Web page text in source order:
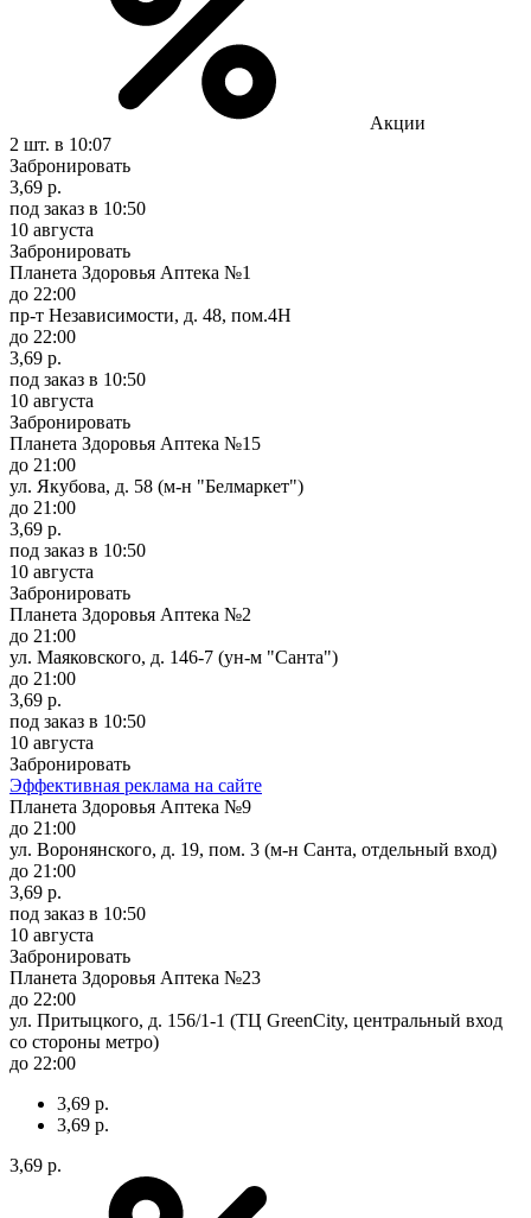
Акции
2 шт. в 10:07
Забронировать
3,69 р.
под заказ в 10:50
10 августа
Забронировать
Планета Здоровья Аптека №1
до 22:00
пр-т Независимости, д. 48, пом.4Н
до 22:00
3,69 р.
под заказ в 10:50
10 августа
Забронировать
Планета Здоровья Аптека №15
до 21:00
ул. Якубова, д. 58 (м-н "Белмаркет")
до 21:00
3,69 р.
под заказ в 10:50
10 августа
Забронировать
Планета Здоровья Аптека №2
до 21:00
ул. Маяковского, д. 146-7 (ун-м "Санта")
до 21:00
3,69 р.
под заказ в 10:50
10 августа
Забронировать
Эффективная реклама на сайте
Планета Здоровья Аптека №9
до 21:00
ул. Воронянского, д. 19, пом. 3 (м-н Санта, отдельный вход)
до 21:00
3,69 р.
под заказ в 10:50
10 августа
Забронировать
Планета Здоровья Аптека №23
до 22:00
ул. Притыцкого, д. 156/1-1 (ТЦ GreenCity, центральный вход
со стороны метро)
до 22:00
3,69 р.
3,69 р.
3,69 р.